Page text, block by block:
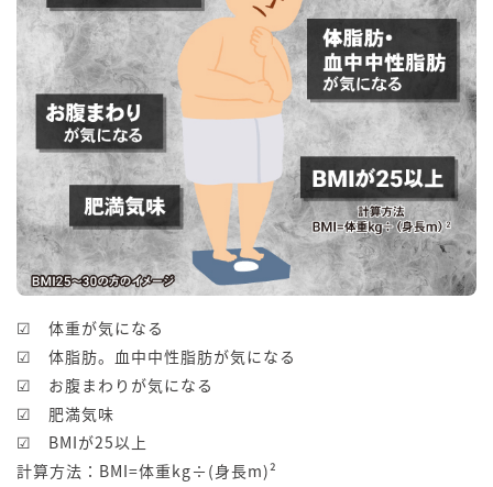
☑ 体重が気になる
☑ 体脂肪。血中中性脂肪が気になる
☑ お腹まわりが気になる
☑ 肥満気味
☑ BMIが25以上
計算方法：BMI=体重kg÷(身長m)²